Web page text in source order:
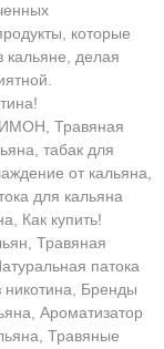
которые
кальяне, делая
Травяная
табак для
от кальяна,
для кальяна
Как купить!
Травяная
патока
никотина, Бренды
Ароматизатор
Травяные